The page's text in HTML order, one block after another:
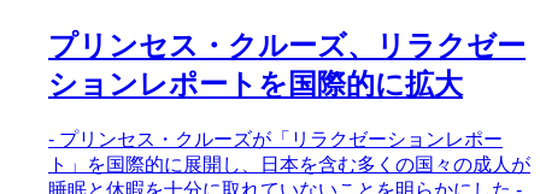
プリンセス・クルーズ、リラクゼー
ションレポートを国際的に拡大
- プリンセス・クルーズが「リラクゼーションレポー
ト」を国際的に展開し、日本を含む多くの国々の成人が
睡眠と休暇を十分に取れていないことを明らかにした -